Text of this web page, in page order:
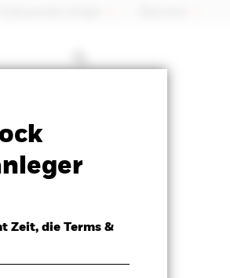
Zeit, die Terms &